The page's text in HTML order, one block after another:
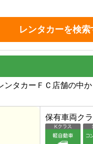
レンタカーを検索
ンタカーＦＣ店舗の中
保有車両ク